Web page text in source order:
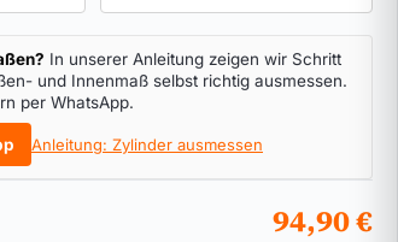
In unserer Anleitung zeigen wir Schritt
und Innenmaß selbst richtig ausmessen.
per WhatsApp.
Anleitung: Zylinder ausmessen
94,90 €